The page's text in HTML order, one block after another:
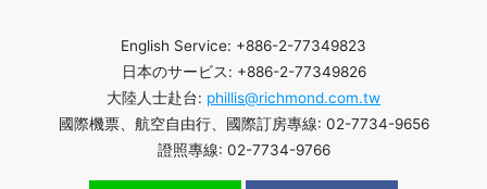
English Service: +886-2-77349823
日本のサービス: +886-2-77349826
大陸人士赴台: phillis@richmond.com.tw
國際機票、航空自由行、國際訂房專線: 02-7734-9656
證照專線: 02-7734-9766